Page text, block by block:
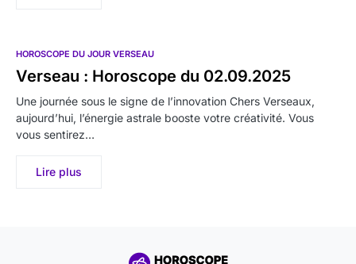
HOROSCOPE DU JOUR VERSEAU
Verseau : Horoscope du 02.09.2025
Une journée sous le signe de l’innovation Chers Verseaux,
aujourd’hui, l’énergie astrale booste votre créativité. Vous
vous sentirez…
Lire plus